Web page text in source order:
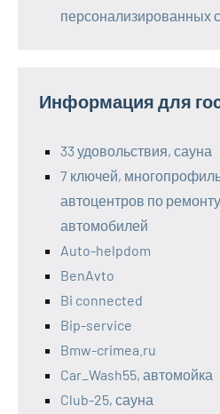
персонализированных
Информация для
33 удовольствия, сауна
7 ключей,
автоцентров по
автомобилей
Auto-helpdom
BenAvto
Bi connected
Bip-service
Bmw-crimea.ru
Car_Wash55, автомойка
Club-25, сауна